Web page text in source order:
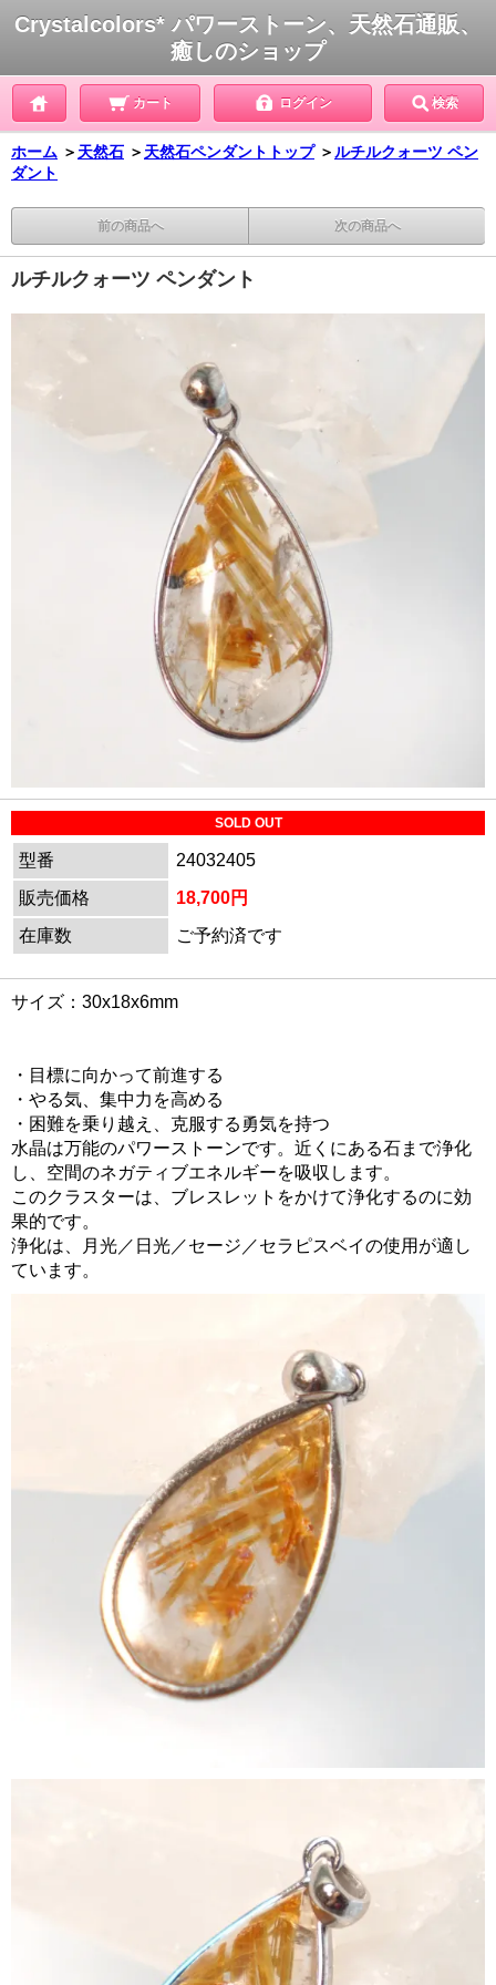
Crystalcolors* パワーストーン、天然石通販、
癒しのショップ
カート ログイン 検索
ホーム ＞ 天然石 ＞ 天然石ペンダントトップ ＞ ルチルクォーツ ペン
ダント
前の商品へ 次の商品へ
ルチルクォーツ ペンダント
SOLD OUT
型番
24032405
販売価格
18,700円
在庫数
ご予約済です
サイズ：30x18x6mm
・目標に向かって前進する
・やる気、集中力を高める
・困難を乗り越え、克服する勇気を持つ
水晶は万能のパワーストーンです。近くにある石まで浄化
し、空間のネガティブエネルギーを吸収します。
このクラスターは、ブレスレットをかけて浄化するのに効
果的です。
浄化は、月光／日光／セージ／セラピスベイの使用が適し
ています。